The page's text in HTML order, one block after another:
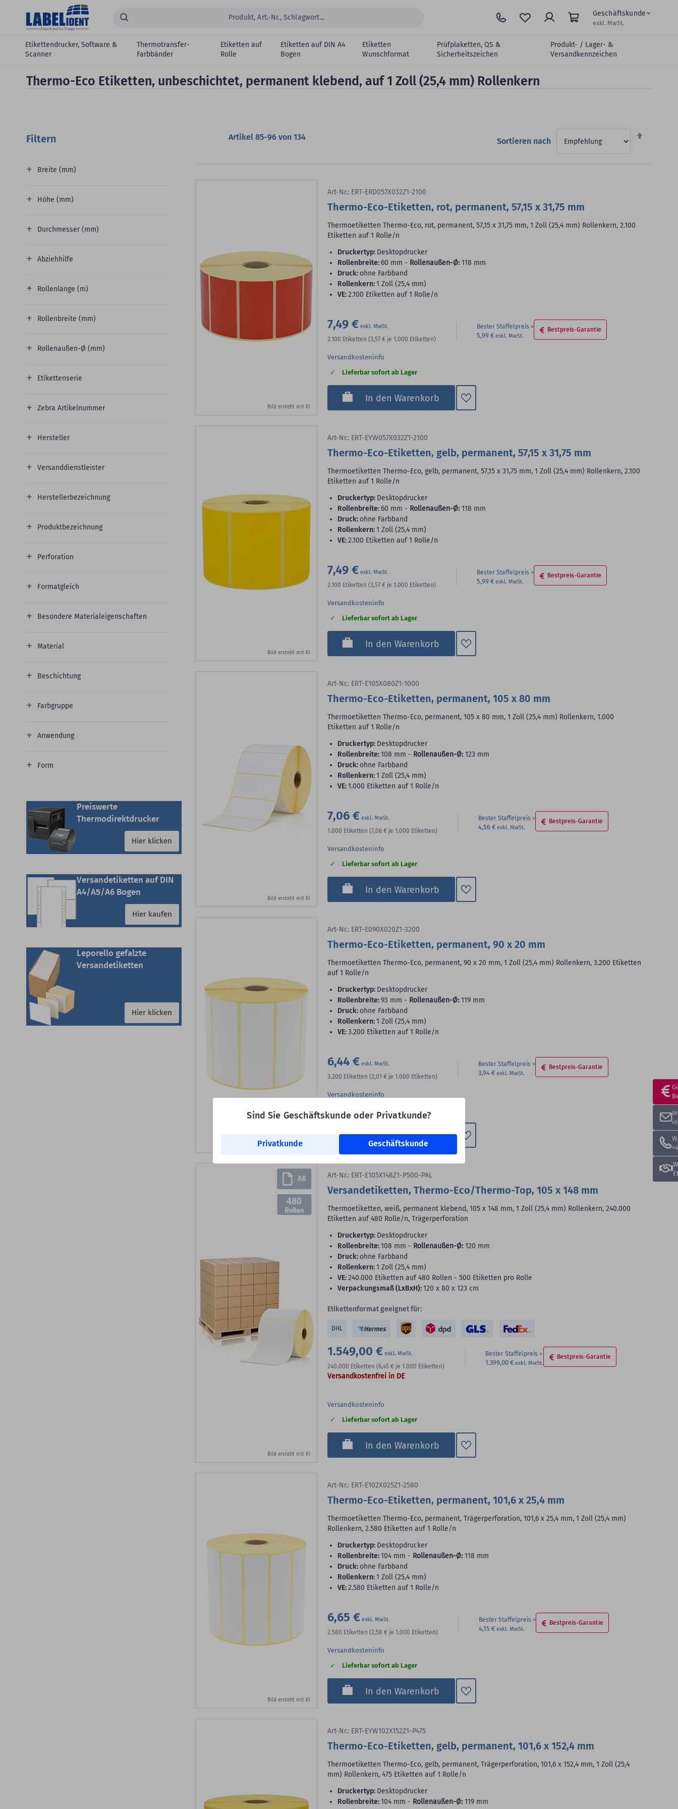
Sind Sie Geschäftskunde oder Privatkunde?
Privatkunde Geschäftskunde
Zum Hauptinhalt springen
Suchen...
Geschäftskunde
exkl. MwSt.
Etikettendrucker, Software &
Scanner
Thermotransfer-
Farbbänder
Etiketten auf
Rolle
Etiketten auf DIN A4
Bogen
Etiketten
Wunschformat
Prüfplaketten, QS &
Sicherheitszeichen
Produkt- / Lager- &
Versandkennzeichen
Thermo-Eco Etiketten, unbeschichtet, permanent klebend, auf 1 Zoll (25,4 mm) Rollenkern
Artikel85-96 von134 Sortieren nach
Bild erstellt mit KI
Art-Nr.: ERT-ERD057X032Z1-2100
Thermo-Eco-Etiketten, rot, permanent, 57,15 x 31,75 mm
Thermoetiketten Thermo-Eco, rot, permanent, 57,15 x 31,75 mm, 1 Zoll (25,4 mm) Rollenkern, 2.100
Etiketten auf 1 Rolle/n
Druckertyp: Desktopdrucker
Rollenbreite:60 mm - Rollenaußen-Ø:118 mm
Druck: ohne Farbband
Rollenkern:1 Zoll (25,4 mm)
VE:2.100 Etiketten auf 1 Rolle/n
7,49 €
2.100 Etiketten (3,57 € je 1.000 Etiketten)
Bester Staffelpreis
5,99 €
Bestpreis-Garantie
Versandkosteninfo
Lieferbar sofort ab Lager
In den Warenkorb
Zum
Bild erstellt mit KI
Art-Nr.: ERT-EYW057X032Z1-2100
Thermo-Eco-Etiketten, gelb, permanent, 57,15 x 31,75 mm
Thermoetiketten Thermo-Eco, gelb, permanent, 57,15 x 31,75 mm, 1 Zoll (25,4 mm) Rollenkern, 2.100
Etiketten auf 1 Rolle/n
Druckertyp: Desktopdrucker
Rollenbreite:60 mm - Rollenaußen-Ø:118 mm
Druck: ohne Farbband
Rollenkern:1 Zoll (25,4 mm)
VE:2.100 Etiketten auf 1 Rolle/n
7,49 €
2.100 Etiketten (3,57 € je 1.000 Etiketten)
Bester Staffelpreis
5,99 €
Bestpreis-Garantie
Versandkosteninfo
Lieferbar sofort ab Lager
In den Warenkorb
Zum
Bild erstellt mit KI
Art-Nr.: ERT-E105X080Z1-1000
Thermo-Eco-Etiketten, permanent, 105 x 80 mm
Thermoetiketten Thermo-Eco, permanent, 105 x 80 mm, 1 Zoll (25,4 mm) Rollenkern, 1.000
Etiketten auf 1 Rolle/n
Druckertyp: Desktopdrucker
Rollenbreite:108 mm - Rollenaußen-Ø:123 mm
Druck: ohne Farbband
Rollenkern:1 Zoll (25,4 mm)
VE:1.000 Etiketten auf 1 Rolle/n
7,06 €
1.000 Etiketten (7,06 € je 1.000 Etiketten)
Bester Staffelpreis
4,56 €
Bestpreis-Garantie
Versandkosteninfo
Lieferbar sofort ab Lager
In den Warenkorb
Zum
Bild erstellt mit KI
Art-Nr.: ERT-E090X020Z1-3200
Thermo-Eco-Etiketten, permanent, 90 x 20 mm
Thermoetiketten Thermo-Eco, permanent, 90 x 20 mm, 1 Zoll (25,4 mm) Rollenkern, 3.200 Etiketten
auf 1 Rolle/n
Druckertyp: Desktopdrucker
Rollenbreite:93 mm - Rollenaußen-Ø:119 mm
Druck: ohne Farbband
Rollenkern:1 Zoll (25,4 mm)
VE:3.200 Etiketten auf 1 Rolle/n
6,44 €
3.200 Etiketten (2,01 € je 1.000 Etiketten)
Bester Staffelpreis
3,94 €
Bestpreis-Garantie
Versandkosteninfo
Lieferbar sofort ab Lager
In den Warenkorb
Zum
480
Bild erstellt mit KI
Art-Nr.: ERT-E105X148Z1-P500-PAL
Versandetiketten, Thermo-Eco/Thermo-Top, 105 x 148 mm
Thermoetiketten, weiß, permanent klebend, 105 x 148 mm, 1 Zoll (25,4 mm) Rollenkern, 240.000
Etiketten auf 480 Rolle/n, Trägerperforation
Druckertyp: Desktopdrucker
Rollenbreite:108 mm - Rollenaußen-Ø:120 mm
Druck: ohne Farbband
Rollenkern:1 Zoll (25,4 mm)
VE:240.000 Etiketten auf 480 Rollen - 500 Etiketten pro Rolle
Verpackungsmaß (LxBxH):120 x 80 x 123 cm
Etikettenformat geeignet für:
DHL
1.549,00 €
240.000 Etiketten (6,45 € je 1.000 Etiketten)
Bester Staffelpreis
1.399,00 €
Bestpreis-Garantie
Versandkostenfrei in DE
Versandkosteninfo
Lieferbar sofort ab Lager
In den Warenkorb
Zum
Bild erstellt mit KI
Art-Nr.: ERT-E102X025Z1-2580
Thermo-Eco-Etiketten, permanent, 101,6 x 25,4 mm
Thermoetiketten Thermo-Eco, permanent, Trägerperforation, 101,6 x 25,4 mm, 1 Zoll (25,4 mm)
Rollenkern, 2.580 Etiketten auf 1 Rolle/n
Druckertyp: Desktopdrucker
Rollenbreite:104 mm - Rollenaußen-Ø:118 mm
Druck: ohne Farbband
Rollenkern:1 Zoll (25,4 mm)
VE:2.580 Etiketten auf 1 Rolle/n
6,65 €
2.580 Etiketten (2,58 € je 1.000 Etiketten)
Bester Staffelpreis
4,15 €
Bestpreis-Garantie
Versandkosteninfo
Lieferbar sofort ab Lager
In den Warenkorb
Zum
Art-Nr.: ERT-EYW102X152Z1-P475
Thermo-Eco-Etiketten, gelb, permanent, 101,6 x 152,4 mm
Thermoetiketten Thermo-Eco, gelb, permanent, Trägerperforation, 101,6 x 152,4 mm, 1 Zoll (25,4
mm) Rollenkern, 475 Etiketten auf 1 Rolle/n
Druckertyp: Desktopdrucker
Rollenbreite:104 mm - Rollenaußen-Ø:119 mm
Filtern
Breite (mm)
Höhe (mm)
Durchmesser (mm)
Abziehhilfe
Rollenlänge (m)
Rollenbreite (mm)
Rollenaußen-Ø (mm)
Etikettenserie
Zebra Artikelnummer
Hersteller
Versanddienstleister
Herstellerbezeichnung
Produktbezeichnung
Perforation
Formatgleich
Besondere Materialeigenschaften
Material
Beschichtung
Farbgruppe
Anwendung
Form
Preiswerte
Thermodirektdrucker
Hier klicken
Versandetiketten auf DIN
A4/A5/A6 Bogen
Hier kaufen
Leporello gefalzte
Versandetiketten
Hier klicken